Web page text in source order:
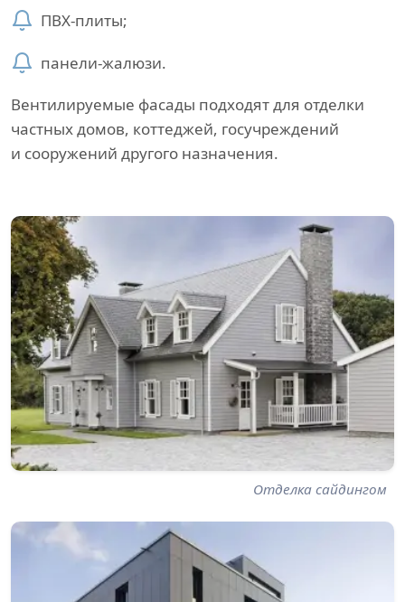
ПВХ-плиты;
панели-жалюзи.
Вентилируемые фасады подходят для отделки
частных домов, коттеджей, госучреждений
и сооружений другого назначения.
Отделка сайдингом